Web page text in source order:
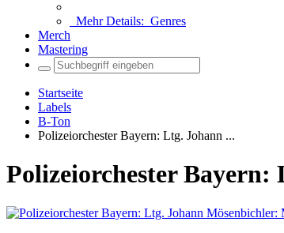
Mehr Details: Genres
Merch
Mastering
Startseite
Labels
B-Ton
Polizeiorchester Bayern: Ltg. Johann ...
Polizeiorchester